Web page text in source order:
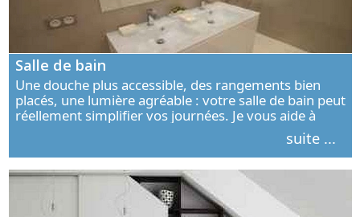
Salle de bain
Une douche plus accessible, des rangements bien
placés, une lumière agréable : votre salle de bain peut
réellement simplifier vos journées. Je vous aide à
concevoir un espace élégant, confortable et adapté à
suite ...